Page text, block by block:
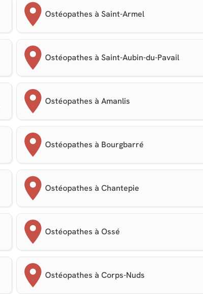
Ostéopathes à Saint-Armel
Ostéopathes à Saint-Aubin-du-Pavail
Ostéopathes à Amanlis
Ostéopathes à Bourgbarré
Ostéopathes à Chantepie
Ostéopathes à Ossé
Ostéopathes à Corps-Nuds